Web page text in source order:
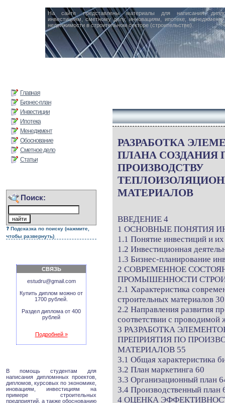
На сайте представлены материалы для написания
инвестициям, сметному делу, инновациям, ипотеке,
недвижимости в строительном секторе (строительстве).
Главная
Бизнес-план
Инвестиции
Ипотека
Менеджмент
Обоснование
Сметное дело
Статьи
Поиск:
Подсказка по поиску (нажмите,
чтобы развернуть)
СВЯЗЬ
estudru@gmail.com
Купить диплом можно от
1700 рублей.
Раздел диплома от 400
рублей
Подробней »
В помощь студентам для
написания дипломнных проектов,
дипломов, курсовых по экономике,
иновациям, инвестициям на
примере строительных
предприятий, а также обоснованию
РАЗРАБОТКА
ПЛАНА СОЗДАНИЯ
ПРОИЗВОДСТВУ
МАТЕРИАЛОВ
ВВЕДЕНИЕ 4
1 ОСНОВНЫЕ ПОНЯТИЯ
1.1 Понятие инвестиций и
1.2 Инвестиционная
1.3 Бизнес-планирование
2 СОВРЕМЕННОЕ
ПРОМЫШЕННОСТИ
2.1 Характеристика
строительных материалов 30
2.2 Направления развития
соответствии с
3 РАЗРАБОТКА
ПРЕПРИЯТИЯ ПО
МАТЕРИАЛОВ 55
3.1 Общая характеристика
3.2 План маркетинга 60
3.3 Организационный план
3.4 Производственный план
4 ОЦЕНКА